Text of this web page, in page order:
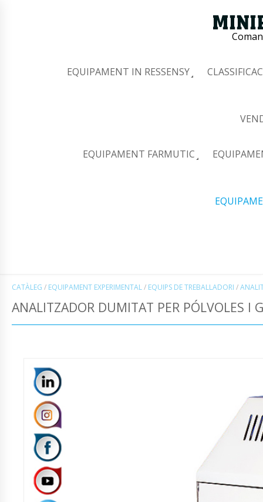
EQUIPAMENT IN RESSENSY
EQUIPAMENT FARMUTIC
CATÀLEG / EQUIPAMENT EXPERIMENTAL/ EQUIPS DE TREBALLADORI /
ANALITZADOR DUMITAT PER PÓLVOLES I